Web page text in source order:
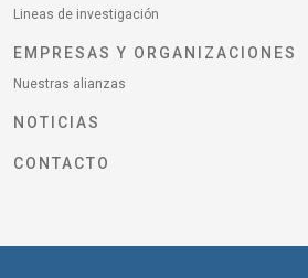
Lineas de investigación
EMPRESAS Y ORGANIZACIONES
Nuestras alianzas
NOTICIAS
CONTACTO